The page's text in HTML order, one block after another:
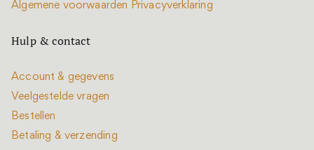
Algemene voorwaarden Privacyverklaring
Hulp & contact
Account & gegevens
Veelgestelde vragen
Bestellen
Betaling & verzending